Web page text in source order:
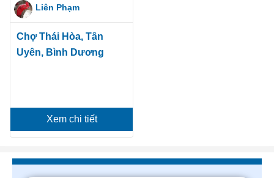
Liên Phạm
Chợ Thái Hòa, Tân
Uyên, Bình Dương
Xem chi tiết